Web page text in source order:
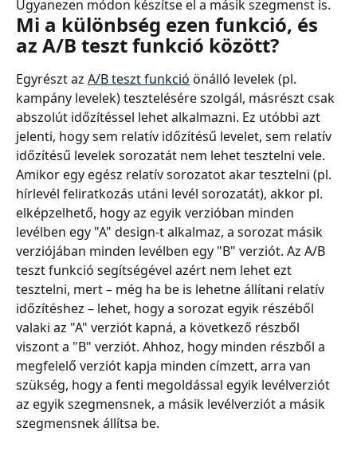
Ugyanezen módon készítse el a másik szegmenst is.
Mi a különbség ezen funkció, és
az A/B teszt funkció között?
Egyrészt az A/B teszt funkció önálló levelek (pl.
kampány levelek) tesztelésére szolgál, másrészt csak
abszolút időzítéssel lehet alkalmazni. Ez utóbbi azt
jelenti, hogy sem relatív időzítésű levelet, sem relatív
időzítésű levelek sorozatát nem lehet tesztelni vele.
Amikor egy egész relatív sorozatot akar tesztelni (pl.
hírlevél feliratkozás utáni levél sorozatát), akkor pl.
elképzelhető, hogy az egyik verzióban minden
levélben egy "A" design-t alkalmaz, a sorozat másik
verziójában minden levélben egy "B" verziót. Az A/B
teszt funkció segítségével azért nem lehet ezt
tesztelni, mert – még ha be is lehetne állítani relatív
időzítéshez – lehet, hogy a sorozat egyik részéből
valaki az "A" verziót kapná, a következő részből
viszont a "B" verziót. Ahhoz, hogy minden részből a
megfelelő verziót kapja minden címzett, arra van
szükség, hogy a fenti megoldással egyik levélverziót
az egyik szegmensnek, a másik levélverziót a másik
szegmensnek állítsa be.